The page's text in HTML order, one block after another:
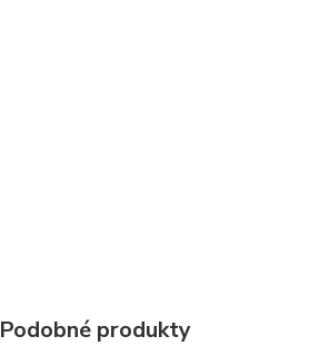
Podobné produkty